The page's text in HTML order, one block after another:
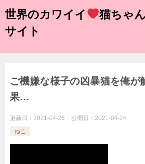
世界のカワイイ
猫ちゃ
サイト
ご機嫌な様子の凶暴猫を俺が
果…
更新日： 2021-04-26 公開日： 2021-04-24
ねこ